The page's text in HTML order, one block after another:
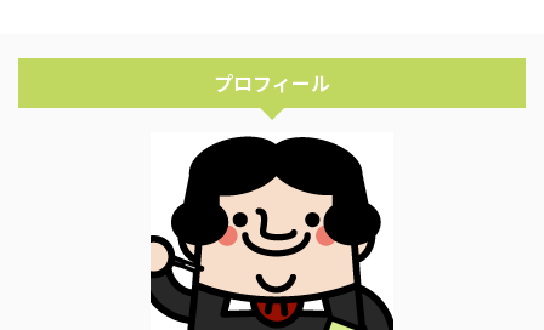
プロフィール